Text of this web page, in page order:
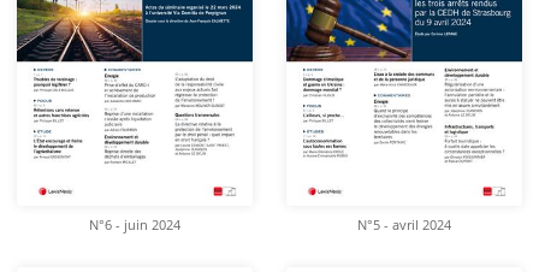
N°6 - juin 2024 N°5 - avril 2024